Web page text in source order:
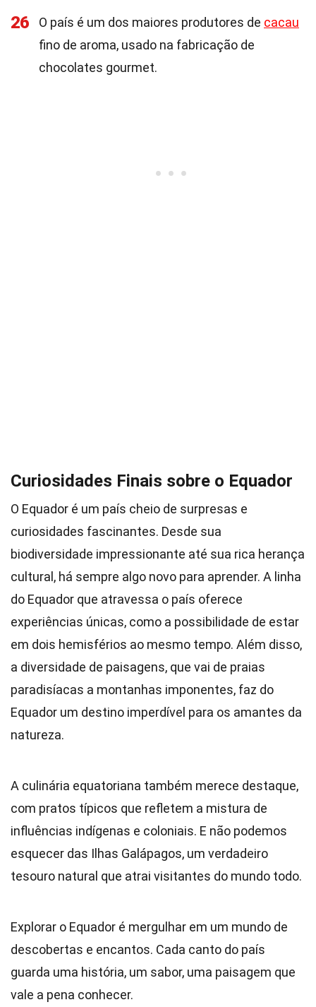
26 O país é um dos maiores produtores de cacau
fino de aroma, usado na fabricação de
chocolates gourmet.
Curiosidades Finais sobre o Equador
O Equador é um país cheio de surpresas e
curiosidades fascinantes. Desde sua
biodiversidade impressionante até sua rica herança
cultural, há sempre algo novo para aprender. A linha
do Equador que atravessa o país oferece
experiências únicas, como a possibilidade de estar
em dois hemisférios ao mesmo tempo. Além disso,
a diversidade de paisagens, que vai de praias
paradisíacas a montanhas imponentes, faz do
Equador um destino imperdível para os amantes da
natureza.
A culinária equatoriana também merece destaque,
com pratos típicos que refletem a mistura de
influências indígenas e coloniais. E não podemos
esquecer das Ilhas Galápagos, um verdadeiro
tesouro natural que atrai visitantes do mundo todo.
Explorar o Equador é mergulhar em um mundo de
descobertas e encantos. Cada canto do país
guarda uma história, um sabor, uma paisagem que
vale a pena conhecer.